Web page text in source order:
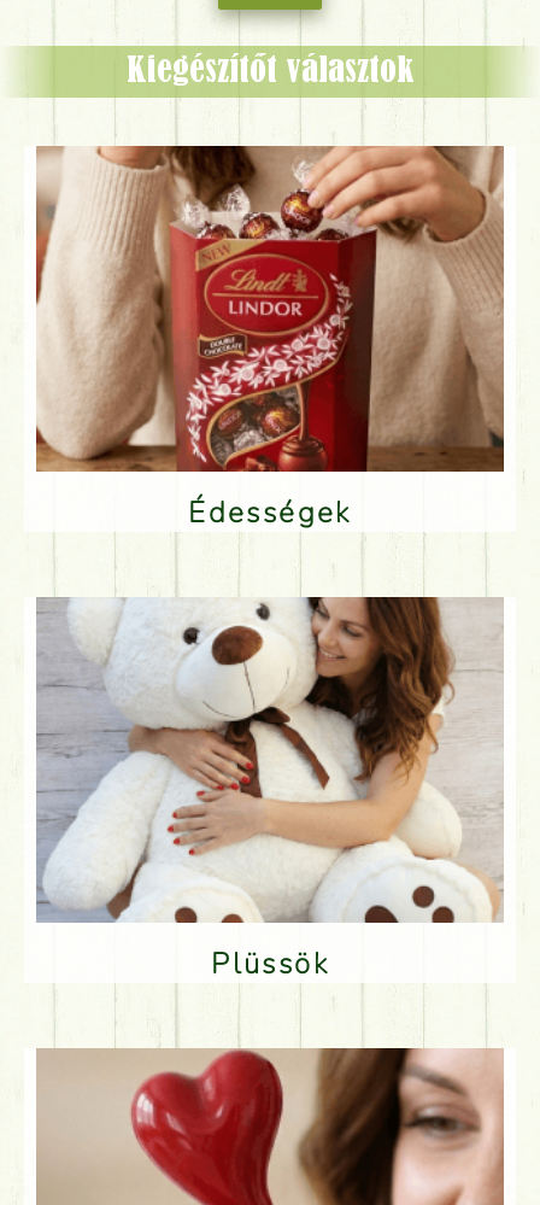
Kiegészítőt választok
Édességek
Plüssök